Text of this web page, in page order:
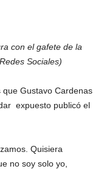
con el gafete de la
Sociales)
Gustavo Cardenas
expuesto publicó el
Quisiera
no soy solo yo,